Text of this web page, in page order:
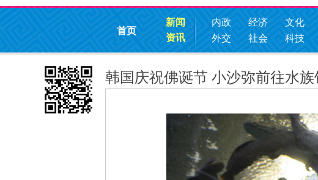
首页
新闻
资讯
内政 经济 文化
外交
社会 科技
韩国庆祝佛诞节 小沙弥前往水